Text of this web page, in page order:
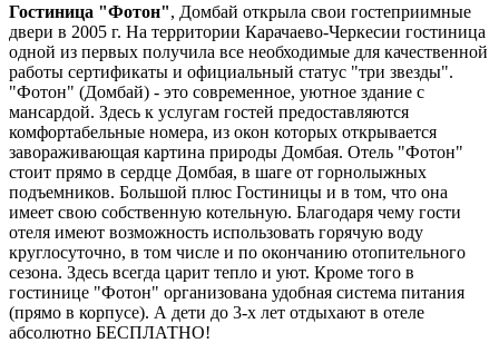
Гостиница "Фотон", Домбай открыла свои гостеприимные
двери в 2005 г. На территории Карачаево-Черкесии гостиница
одной из первых получила все необходимые для качественной
работы сертификаты и официальный статус "три звезды".
"Фотон" (Домбай) - это современное, уютное здание с
мансардой. Здесь к услугам гостей предоставляются
комфортабельные номера, из окон которых открывается
завораживающая картина природы Домбая. Отель "Фотон"
стоит прямо в сердце Домбая, в шаге от горнолыжных
подъемников. Большой плюс Гостиницы и в том, что она
имеет свою собственную котельную. Благодаря чему гости
отеля имеют возможность использовать горячую воду
круглосуточно, в том числе и по окончанию отопительного
сезона. Здесь всегда царит тепло и уют. Кроме того в
гостинице "Фотон" организована удобная система питания
(прямо в корпусе). А дети до 3-х лет отдыхают в отеле
абсолютно БЕСПЛАТНО!